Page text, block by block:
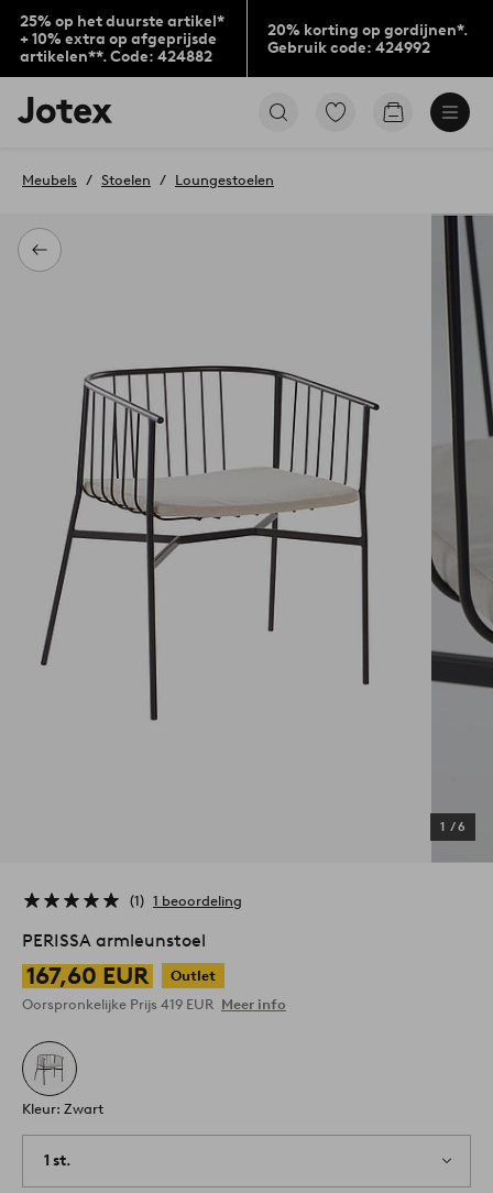
25% op het duurste artikel*
+ 10% extra op afgeprijsde
artikelen**. Code: 424882
20% korting op gordijnen*.
Gebruik code: 424992
Jotex
logo
to
home
page
Ga
Go
Terug
Meubels Stoelen Loungestoelen
1 /6
1 1 beoordeling
PERISSA armleunstoel
167,60 EUR
Outlet
Oorspronkelijke Prijs 419 EUR Meer info
Kleur: Zwart
1 st.